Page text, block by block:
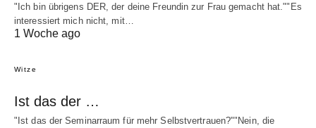
"Ich bin übrigens DER, der deine Freundin zur Frau gemacht hat.""Es
interessiert mich nicht, mit…
1 Woche ago
Witze
Ist das der …
"Ist das der Seminarraum für mehr Selbstvertrauen?""Nein, die